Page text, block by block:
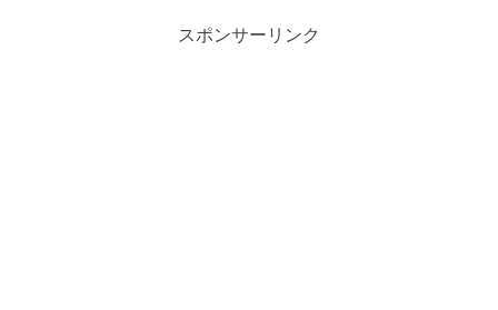
スポンサーリンク